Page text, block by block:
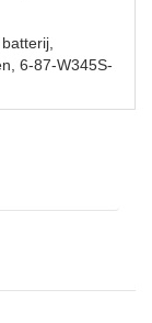
6-87-W345S-